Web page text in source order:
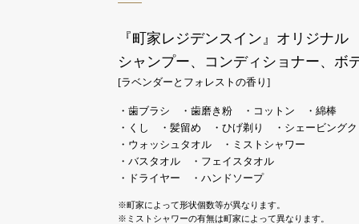
『町家レジデンスイン』オリジナル
シャンプー、コンディショナー、ボ
[ラベンダーとフォレストの香り]
・歯ブラシ ・歯磨き粉 ・コットン ・綿棒
・くし ・髪留め ・ひげ剃り ・シェービングク
・ウォッシュタオル ・ミストシャワー
・バスタオル ・フェイスタオル
・ドライヤー ・ハンドソープ
※町家によって形状個数等が異なります。
※ミストシャワーの有無は町家によって異なります。